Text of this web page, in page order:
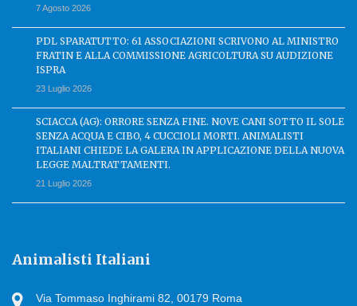
7 Agosto 2026
PDL SPARATUTTO: 61 ASSOCIAZIONI SCRIVONO AL MINISTRO
FRATIN E ALLA COMMISSIONE AGRICOLTURA SU AUDIZIONE
ISPRA
23 Luglio 2026
SCIACCA (AG): ORRORE SENZA FINE. NOVE CANI SOTTO IL SOLE
SENZA ACQUA E CIBO, 4 CUCCIOLI MORTI. ANIMALISTI
ITALIANI CHIEDE LA GALERA IN APPLICAZIONE DELLA NUOVA
LEGGE MALTRATTAMENTI.
21 Luglio 2026
Animalisti Italiani
Via Tommaso Inghirami 82, 00179 Roma